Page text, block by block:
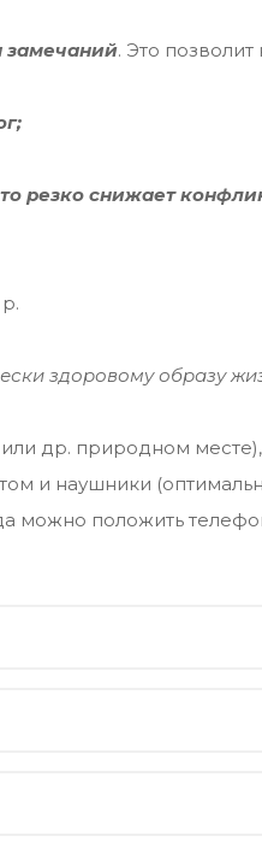
замечаний. Это позволит
резко снижает
здоровому образу
др. природном
и наушники
можно положить